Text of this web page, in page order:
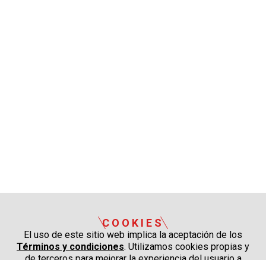
COOKIES
El uso de este sitio web implica la aceptación de los
Términos y condiciones. Utilizamos cookies propias y